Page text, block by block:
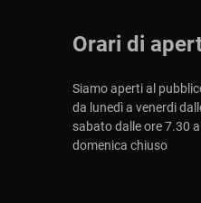
Orari di
Siamo aperti al
da lunedì a venerdi
sabato dalle ore 7.30
domenica chiuso